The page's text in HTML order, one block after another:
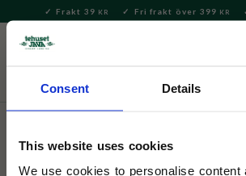
Consent Details
This website uses cookies
We use cookies to personalise content
Meny
Frakt 39 KR Fri frakt över 399 KR
Te Löste Svart te
Söderte svart te med